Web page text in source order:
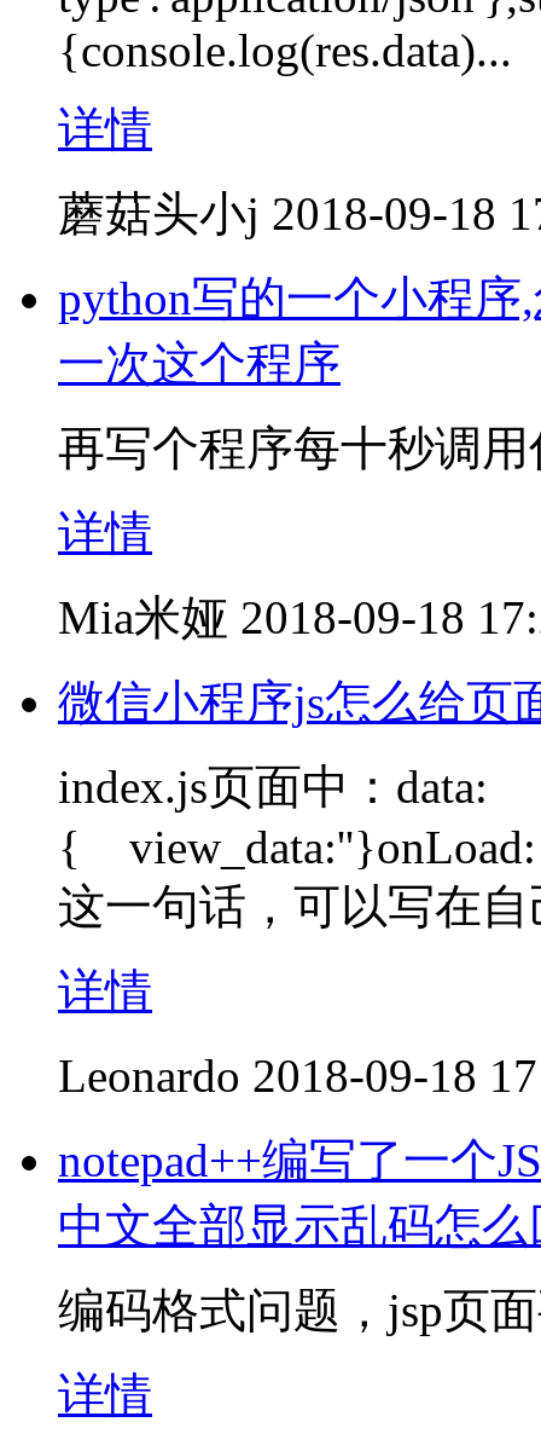
{console.log(res.data)...
详情
蘑菇头小j 2018-09-18
python写的一个小程
一次这个程序
再写个程序每十秒调
详情
Mia米娅 2018-09-18
微信小程序js怎么给页
index.js页面中：data:
{
这一句话，可以写在自
详情
Leonardo 2018-09-18
notepad++编写了一个
中文全部显示乱码怎
编码格式问题，jsp页
详情